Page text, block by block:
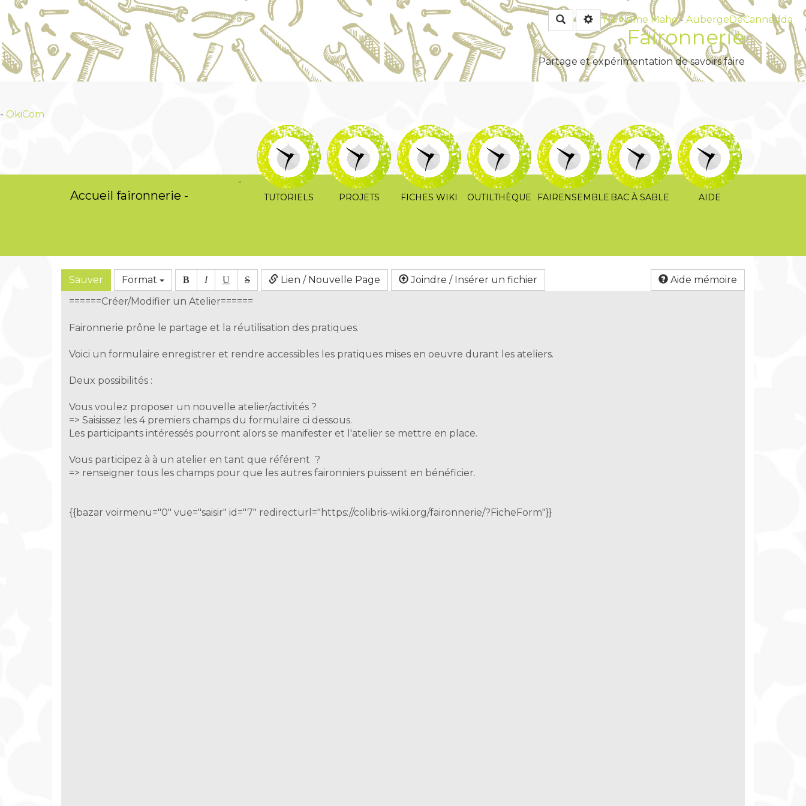
RechercherNo Name Maho-AubergeDeCannedda
Faironnerie
Partage et expérimentation de savoirs faire
- OkiCom
Accueil faironnerie -
-
PasCherMontresTUTORIELS PROJETS FICHES WIKI OUTILTHÈQUE FAIRENSEMBLE BAC À SABLE AIDE
Sauver Format B I U S Lien / Nouvelle Page Aide mémoire
Joindre / Insérer un fichier